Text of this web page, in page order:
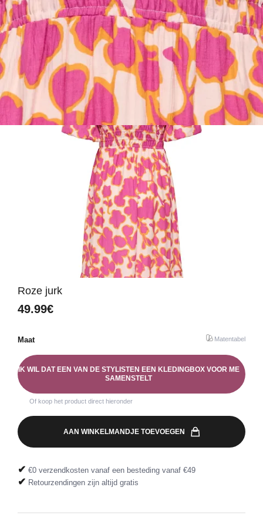
Roze jurk
49.99€
Maat Matentabel
IK WIL DAT EEN VAN DE STYLISTEN EEN KLEDINGBOX VOOR ME
SAMENSTELT
Of koop het product direct hieronder
AAN WINKELMANDJE TOEVOEGEN
✔ €0 verzendkosten vanaf een besteding vanaf €49
✔ Retourzendingen zijn altijd gratis